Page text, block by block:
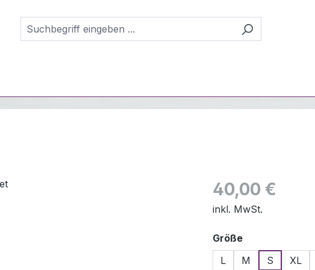
Regulärer Preis:
40,00 €
inkl. MwSt.
Größeauswählen
L
M S XL